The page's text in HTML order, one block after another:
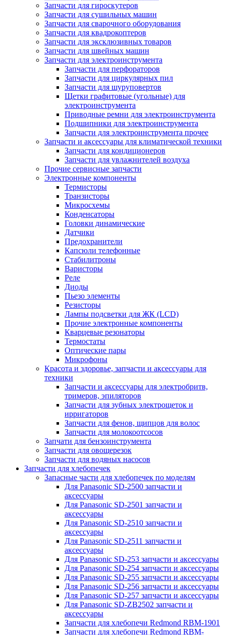
Запчасти для гироскутеров
Запчасти для сушильных машин
Запчасти для сварочного оборудования
Запчасти для квадрокоптеров
Запчасти для эксклюзивных товаров
Запчасти для швейных машин
Запчасти для электроинструмента
Запчасти для перфораторов
Запчасти для циркулярных пил
Запчасти для шуруповертов
Щетки графитовые (угольные) для
электроинструмента
Приводные ремни для электроинструмента
Подшипники для электроинструмента
Запчасти для электроинструмента прочее
Запчасти и аксессуары для климатической техники
Запчасти для кондиционеров
Запчасти для увлажнителей воздуха
Прочие сервисные запчасти
Электронные компоненты
Термисторы
Транзисторы
Микросхемы
Конденсаторы
Головки динамические
Датчики
Предохранители
Капсюли телефонные
Стабилитроны
Варисторы
Реле
Диоды
Пьезо элементы
Резисторы
Лампы подсветки для ЖК (LCD)
Прочие электронные компоненты
Кварцевые резонаторы
Термостаты
Оптические пары
Микрофоны
Красота и здоровье, запчасти и аксессуары для
техники
Запчасти и аксессуары для электробритв,
тримеров, эпиляторов
Запчасти для зубных электрощеток и
ирригаторов
Запчасти для фенов, щипцов для волос
Запчасти для молокоотсосов
Запчати для бензоинструмента
Запчасти для овощерезок
Запчасти для водяных насосов
Запчасти для хлебопечек
Запасные части для хлебопечек по моделям
Для Panasonic SD-2500 запчасти и
аксессуары
Для Panasonic SD-2501 запчасти и
аксессуары
Для Panasonic SD-2510 запчасти и
аксессуары
Для Panasonic SD-2511 запчасти и
аксессуары
Для Panasonic SD-253 запчасти и аксессуары
Для Panasonic SD-254 запчасти и аксессуары
Для Panasonic SD-255 запчасти и аксессуары
Для Panasonic SD-256 запчасти и аксессуары
Для Panasonic SD-257 запчасти и аксессуары
Для Panasonic SD-ZB2502 запчасти и
аксессуары
Запчасти для хлебопечи Redmond RBM-1901
Запчасти для хлебопечи Redmond RBM-